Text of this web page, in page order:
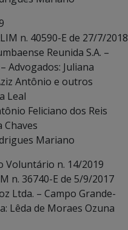
n. 40590-E de 27/7/2018
Reunida S.A. –
Advogados: Juliana
Antônio e outros
Leal
Feliciano dos Reis
Chaves
Mariano
Voluntário n. 14/2019
n. 36740-E de 5/9/2017
Ltda. – Campo Grande-
Lêda de Moraes Ozuna